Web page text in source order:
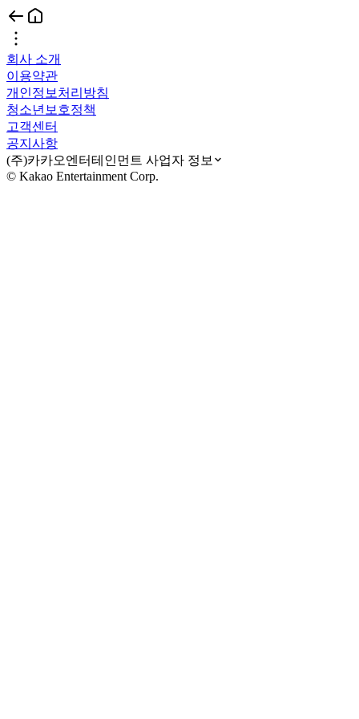
회사 소개
이용약관
개인정보처리방침
청소년보호정책
고객센터
공지사항
(주)카카오엔터테인먼트 사업자 정보
© Kakao Entertainment Corp.